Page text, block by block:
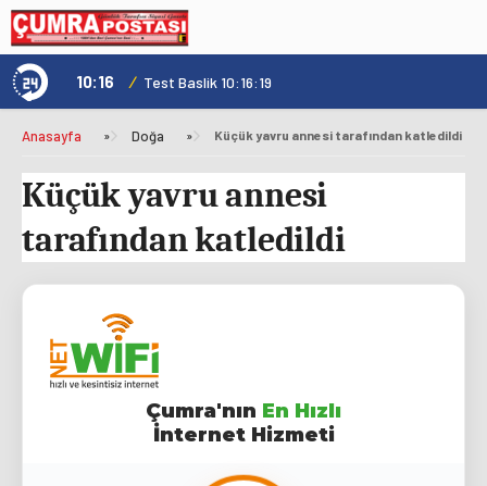
10:16 / Test Baslik 10:16:19
Anasayfa » Doğa » Küçük yavru annesi tarafından katledildi
Küçük yavru annesi
tarafından katledildi
Çumra'nın En Hızlı
İnternet Hizmeti